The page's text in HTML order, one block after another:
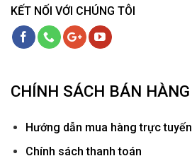
KẾT NỐI VỚI CHÚNG TÔI
CHÍNH SÁCH BÁN HÀNG
Hướng dẫn mua hàng trực tuyến
Chính sách thanh toán